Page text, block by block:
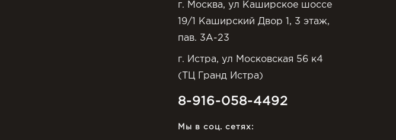
г. Москва, ул Каширское шоссе
19/1 Каширский Двор 1, 3 этаж,
пав. 3А-23
г. Истра, ул Московская 56 к4
(ТЦ Гранд Истра)
8-916-058-4492
Мы в соц. сетях: